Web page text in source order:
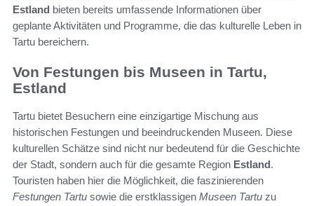
Estland bieten bereits umfassende Informationen über
geplante Aktivitäten und Programme, die das kulturelle Leben in
Tartu bereichern.
Von Festungen bis Museen in Tartu,
Estland
Tartu bietet Besuchern eine einzigartige Mischung aus
historischen Festungen und beeindruckenden Museen. Diese
kulturellen Schätze sind nicht nur bedeutend für die Geschichte
der Stadt, sondern auch für die gesamte Region Estland.
Touristen haben hier die Möglichkeit, die faszinierenden
Festungen Tartu sowie die erstklassigen Museen Tartu zu